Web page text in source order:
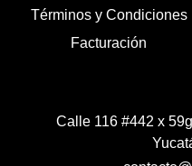
Términos y Condiciones
Facturación
Calle 116 #442 x